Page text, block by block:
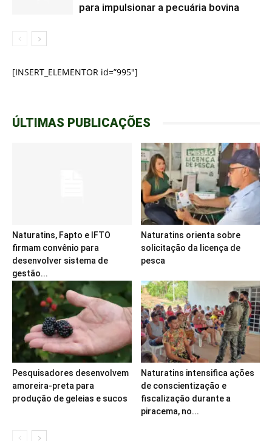
para impulsionar a pecuária bovina
[INSERT_ELEMENTOR id=”995″]
ÚLTIMAS PUBLICAÇÕES
Naturatins, Fapto e IFTO
firmam convênio para
desenvolver sistema de
gestão...
Naturatins orienta sobre
solicitação da licença de
pesca
Pesquisadores desenvolvem
amoreira-preta para
produção de geleias e sucos
Naturatins intensifica ações
de conscientização e
fiscalização durante a
piracema, no...